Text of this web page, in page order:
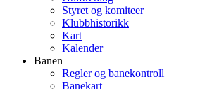
Styret og komiteer
Klubbhistorikk
Kart
Kalender
Banen
Regler og banekontroll
Banekart